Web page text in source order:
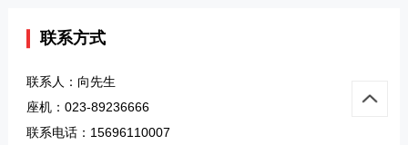
联系方式
联系人：向先生
座机：023-89236666
联系电话：15696110007